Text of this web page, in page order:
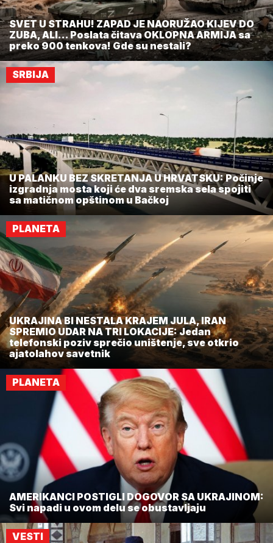
SVET U STRAHU! ZAPAD JE NAORUŽAO KIJEV DO
ZUBA, ALI... Poslata čitava OKLOPNA ARMIJA sa
preko 900 tenkova! Gde su nestali?
SRBIJA
U PALANKU BEZ SKRETANJA U HRVATSKU: Počinje
izgradnja mosta koji će dva sremska sela spojiti
sa matičnom opštinom u Bačkoj
PLANETA
UKRAJINA BI NESTALA KRAJEM JULA, IRAN
SPREMIO UDAR NA TRI LOKACIJE: Jedan
telefonski poziv sprečio uništenje, sve otkrio
ajatolahov savetnik
PLANETA
AMERIKANCI POSTIGLI DOGOVOR SA UKRAJINOM:
Svi napadi u ovom delu se obustavljaju
VESTI